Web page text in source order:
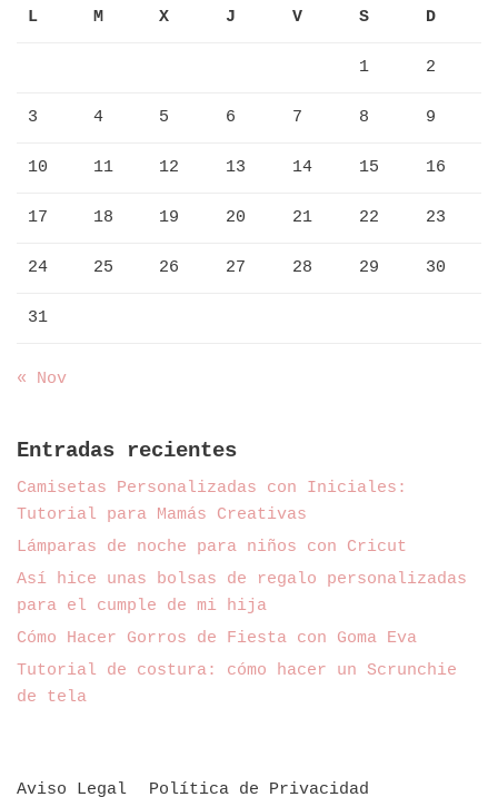
L
M X J V S D
1 2
3 4 5 6 7 8 9
10 11 12 13 14 15 16
17 18 19 20 21 22 23
24 25 26 27 28 29 30
31
« Nov
Entradas recientes
Camisetas Personalizadas con Iniciales:
Tutorial para Mamás Creativas
Lámparas de noche para niños con Cricut
Así hice unas bolsas de regalo personalizadas
para el cumple de mi hija
Cómo Hacer Gorros de Fiesta con Goma Eva
Tutorial de costura: cómo hacer un Scrunchie
de tela
Aviso Legal Política de Privacidad